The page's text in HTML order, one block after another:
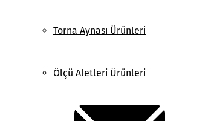
Torna Aynası Ürünleri
Ölçü Aletleri Ürünleri